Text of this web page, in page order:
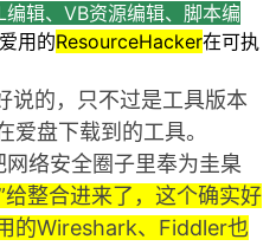
辑、VB资源编辑、脚本编
用的ResourceHacker在可执
说的，只不过是工具版本
爱盘下载到的工具。
网络安全圈子里奉为圭臬
整合进来了，这个确实好
的Wireshark、Fiddler也